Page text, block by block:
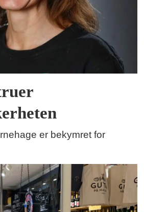
er bekymret for